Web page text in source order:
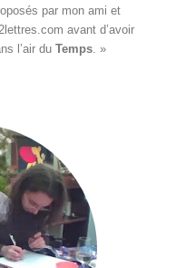
par mon ami et
avant d’avoir
l’air du Temps. »